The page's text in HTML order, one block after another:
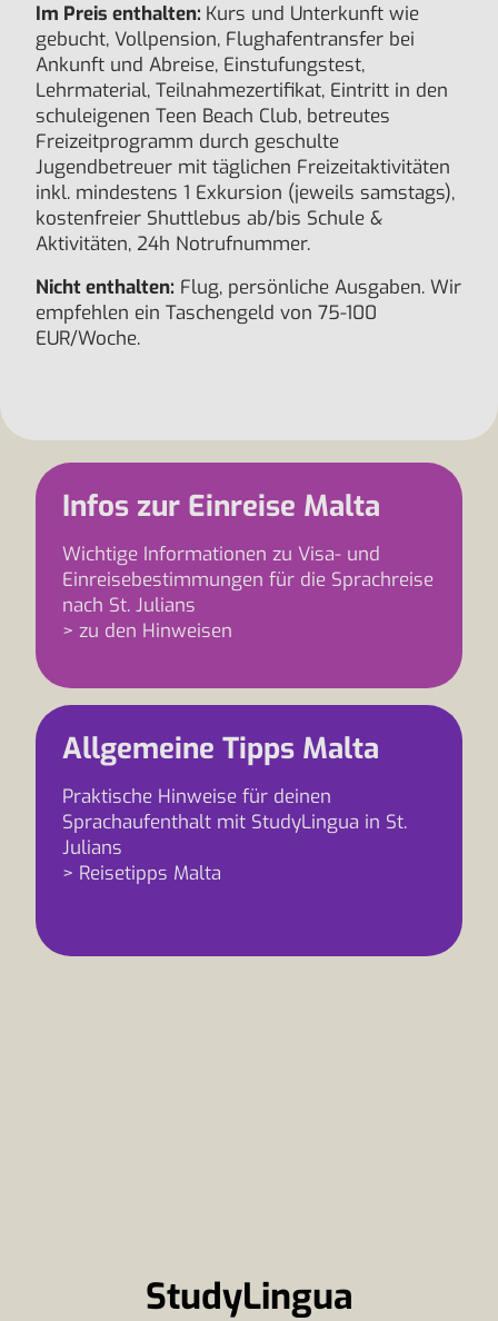
Im Preis enthalten: Kurs und Unterkunft wie
gebucht, Vollpension, Flughafentransfer bei
Ankunft und Abreise, Einstufungstest,
Lehrmaterial, Teilnahmezertifikat, Eintritt in den
schuleigenen Teen Beach Club, betreutes
Freizeitprogramm durch geschulte
Jugendbetreuer mit täglichen Freizeitaktivitäten
inkl. mindestens 1 Exkursion (jeweils samstags),
kostenfreier Shuttlebus ab/bis Schule &
Aktivitäten, 24h Notrufnummer.
Nicht enthalten: Flug, persönliche Ausgaben. Wir
empfehlen ein Taschengeld von 75-100
EUR/Woche.
Infos zur Einreise Malta
Wichtige Informationen zu Visa- und
Einreisebestimmungen für die Sprachreise
nach St. Julians
> zu den Hinweisen
Allgemeine Tipps Malta
Praktische Hinweise für deinen
Sprachaufenthalt mit StudyLingua in St.
Julians
> Reisetipps Malta
StudyLingua